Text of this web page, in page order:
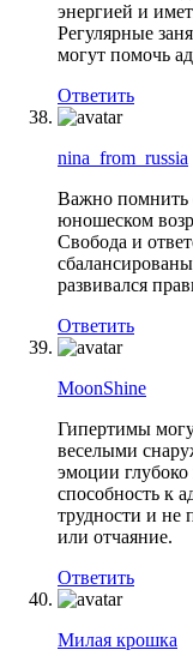
энергией и
Регулярные
могут помочь
Ответить
nina_from_russia
Важно помнить
юношеском
Свобода и
развивался
Ответить
MoonShine
Гипертимы
веселыми
эмоции
способность к
трудности и не
или отчаяние.
Ответить
Милая крошка